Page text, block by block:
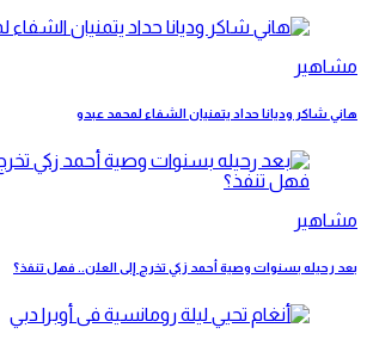
مشاهير
هاني شاكر وديانا حداد يتمنيان الشفاء لمحمد عبدو
مشاهير
بعد رحيله بسنوات وصية أحمد زكي تخرج إلى العلن.. فهل تنفذ؟